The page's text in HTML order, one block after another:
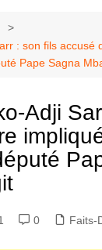
: son fils accusé
Pape Sagna
Adji
0 Faits-